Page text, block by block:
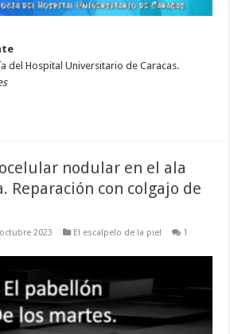
del Hospital Universitario de Caracas.
nodular en el ala
Reparación con colgajo de
2023 El escalpelo de la piel
1